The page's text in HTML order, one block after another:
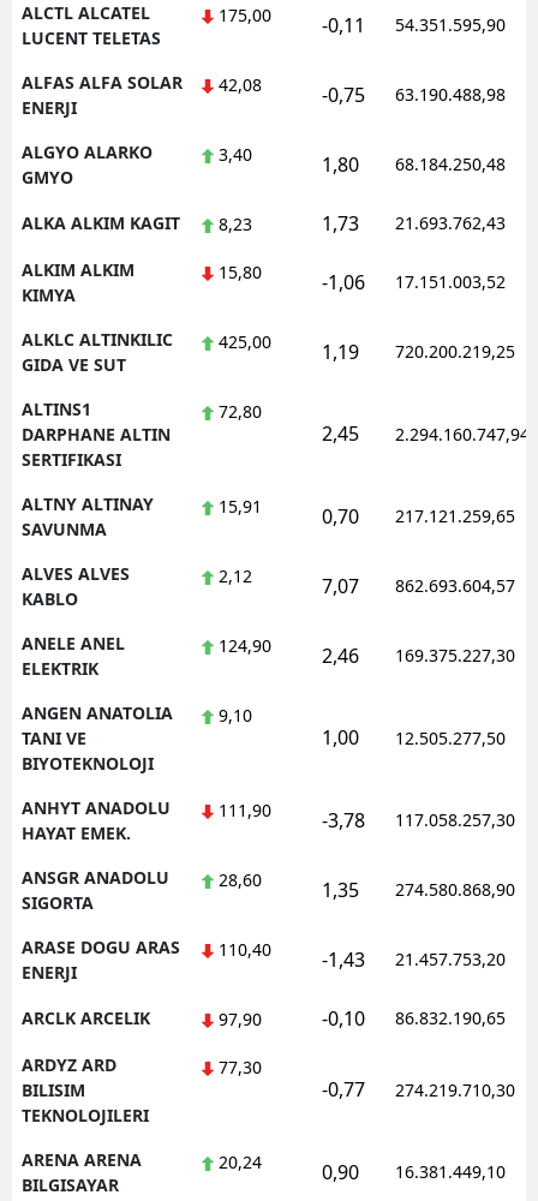
ALCTL ALCATEL
LUCENT TELETAS
175,00 -0,11 54.351.595,90
ALFAS ALFA SOLAR
ENERJI
42,08 -0,75 63.190.488,98
ALGYO ALARKO
GMYO
3,40 1,80 68.184.250,48
ALKA ALKIM KAGIT 8,23 1,73 21.693.762,43
ALKIM ALKIM
KIMYA
15,80 -1,06 17.151.003,52
ALKLC ALTINKILIC
GIDA VE SUT
425,00 1,19 720.200.219,25
ALTINS1
DARPHANE ALTIN
SERTIFIKASI
72,80
2,45 2.294.160.747,94
ALTNY ALTINAY
SAVUNMA
15,91 0,70 217.121.259,65
ALVES ALVES
KABLO
2,12 7,07 862.693.604,57
ANELE ANEL
ELEKTRIK
124,90 2,46 169.375.227,30
ANGEN ANATOLIA
TANI VE
BIYOTEKNOLOJI
9,10
1,00 12.505.277,50
ANHYT ANADOLU
HAYAT EMEK.
111,90 -3,78 117.058.257,30
ANSGR ANADOLU
SIGORTA
28,60 1,35 274.580.868,90
ARASE DOGU ARAS
ENERJI
110,40 -1,43 21.457.753,20
ARCLK ARCELIK 97,90 -0,10 86.832.190,65
ARDYZ ARD
BILISIM
TEKNOLOJILERI
77,30
-0,77 274.219.710,30
ARENA ARENA
BILGISAYAR
20,24 0,90 16.381.449,10